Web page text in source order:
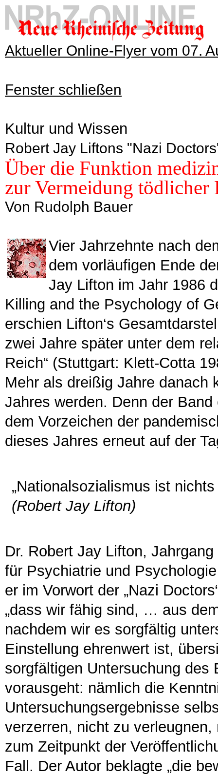
Aktueller Online-Flyer vom 07.
Fenster schließen
Kultur und Wissen
Robert Jay Liftons "Nazi
Über die Funktion
zur Vermeidung tödlicher
Von Rudolph Bauer
Vier Jahrzehnte nach
dem vorläufigen Ende
Jay Lifton im Jahr 1986
Killing and the Psychology of
erschien Lifton‘s
zwei Jahre später unter dem
Reich“ (Stuttgart: Klett-Cotta
Mehr als dreißig Jahre danach
Jahres werden. Denn der
dem Vorzeichen der
dieses Jahres erneut auf der
„Nationalsozialismus ist
(Robert Jay Lifton)
Dr. Robert Jay Lifton,
für Psychiatrie und
er im Vorwort der „Nazi
„dass wir fähig sind, … aus
nachdem wir es sorgfältig
Einstellung ehrenwert ist,
sorgfältigen Untersuchung des
vorausgeht: nämlich die
Untersuchungsergebnisse
verzerren, nicht zu
zum Zeitpunkt der
Fall. Der Autor beklagte „die